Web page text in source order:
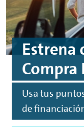
Estrena
Compra
Usa tus
de